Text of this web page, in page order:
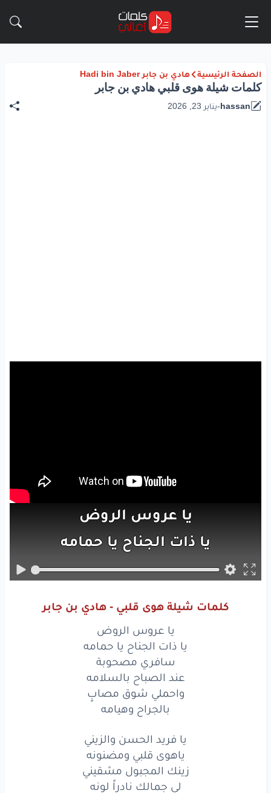
الصفحة الرئيسية هادي بن جابر Hadi bin Jaber
كلمات شيلة هوى قلبي هادي بن جابر
hassan
-يناير 23, 2026
يا عروس الروض
يا ذات الجناح يا حمامه
ياعروسالروض
مصحوبة
عند الصباح بالسلامه
واحمليشوقمصابٍ
بالجراحوهيامه
بالجراح وهيامه
فريدالحسنوالزيني
كلمات شيلة هوى قلبي - هادي بن جابر
يا عروس الروض
يا ذات الجناح يا حمامه
سافري مصحوبة
عند الصباح بالسلامه
واحملي شوق مصابٍ
بالجراح وهيامه
يا فريد الحسن والزيني
ياهوى قلبي ومضنونه
زينك المجبول مشقيني
لي جمالك نادراً لونه